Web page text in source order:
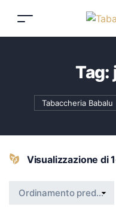
Tag:
Tabaccheria Babalu
Visualizzazione di